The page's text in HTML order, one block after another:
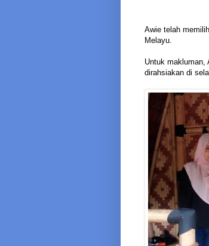
Awie telah
Melayu.
Untuk makluman,
dirahsiakan di